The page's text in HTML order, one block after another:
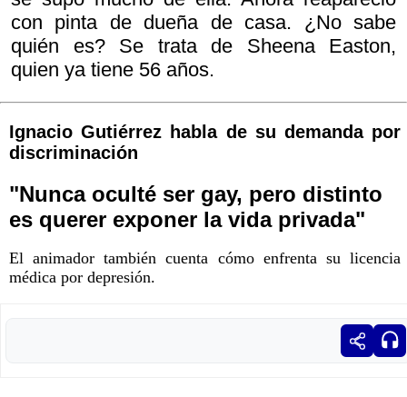
con pinta de dueña de casa. ¿No sabe
quién es? Se trata de Sheena Easton,
quien ya tiene 56 años.
Ignacio Gutiérrez habla de su demanda por
discriminación
"Nunca oculté ser gay, pero distinto
es querer exponer la vida privada"
El animador también cuenta cómo enfrenta su licencia
médica por depresión.